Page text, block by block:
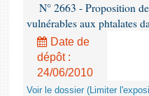
N° 2663 - Proposition
vulnérables aux phtalates
Date de
dépôt :
24/06/2010
Voir le dossier (Limiter